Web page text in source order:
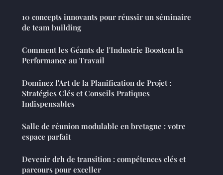
10 concepts innovants pour réussir un séminaire
de team building
Comment les Géants de l'Industrie Boostent la
Performance au Travail
Dominez l'Art de la Planification de Projet :
Stratégies Clés et Conseils Pratiques
Indispensables
Salle de réunion modulable en bretagne : votre
espace parfait
Devenir drh de transition : compétences clés et
parcours pour exceller